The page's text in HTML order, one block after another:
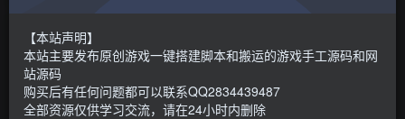
【本站声明】
本站主要发布原创游戏一键搭建脚本和搬运的游戏手工源码和网
站源码
购买后有任何问题都可以联系QQ2834439487
全部资源仅供学习交流，请在24小时内删除